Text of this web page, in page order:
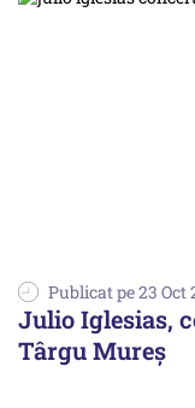
Publicat pe 23 Oct
Julio Iglesias,
Târgu Mureș